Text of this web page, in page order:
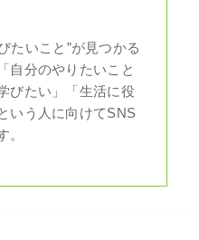
たいこと”が見つかる
自分のやりたいこと
びたい」「生活に役
いう人に向けてSNS
。